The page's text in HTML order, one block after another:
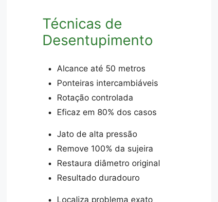
Técnicas de
Desentupimento
Alcance até 50 metros
Ponteiras intercambiáveis
Rotação controlada
Eficaz em 80% dos casos
Jato de alta pressão
Remove 100% da sujeira
Restaura diâmetro original
Resultado duradouro
Localiza problema exato